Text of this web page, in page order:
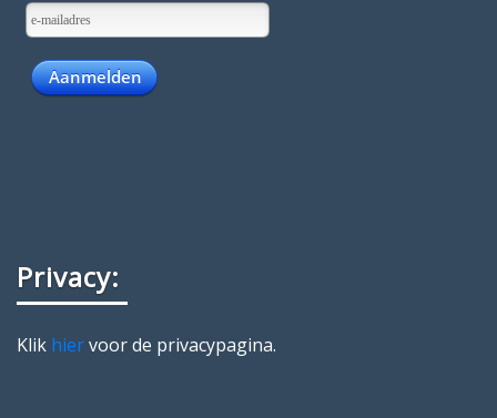
Privacy:
Klik hiervoor de privacypagina.